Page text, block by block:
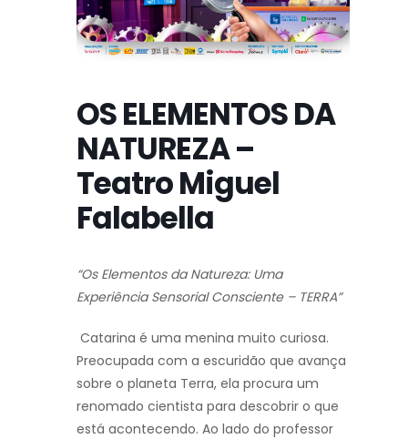
OS ELEMENTOS DA
NATUREZA –
Teatro Miguel
Falabella
“Os Elementos da Natureza: Uma
Experiência Sensorial Consciente – TERRA”
Catarina é uma menina muito curiosa.
Preocupada com a escuridão que avança
sobre o planeta Terra, ela procura um
renomado cientista para descobrir o que
está acontecendo. Ao lado do professor